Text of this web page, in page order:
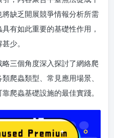
缺乏開展競爭情報分析所需
有如此重要的基礎性作用，
少。
三個角度深入探討了網絡爬
爬蟲類型、常見應用場景、
爬蟲基礎設施的最佳實踐。